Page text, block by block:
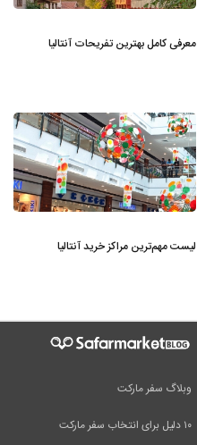
معرفی کامل بهترین تفریحات آنتالیا
لیست مهم‌ترین مراکز خرید آنتالیا
وبلاگ سفر مارکت
۱۰ دلیل برای انتخاب سفر مارکت